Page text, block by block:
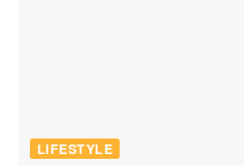
LIFESTYLE